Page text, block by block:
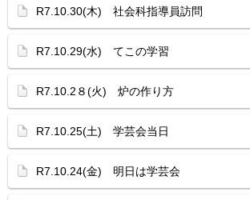
R7.10.30(木) 社会科指導員訪問
R7.10.29(水) てこの学習
R7.10.2８(火) 炉の作り方
R7.10.25(土) 学芸会当日
R7.10.24(金) 明日は学芸会